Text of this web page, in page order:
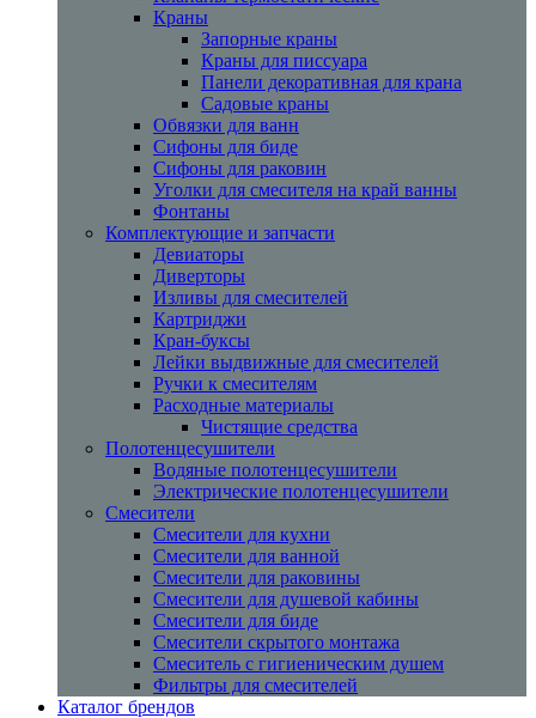
Краны
Запорные краны
Краны для писсуара
Панели декоративная для крана
Садовые краны
Обвязки для ванн
Сифоны для биде
Сифоны для раковин
Уголки для смесителя на край ванны
Фонтаны
Комплектующие и запчасти
Девиаторы
Диверторы
Изливы для смесителей
Картриджи
Кран-буксы
Лейки выдвижные для смесителей
Ручки к смесителям
Расходные материалы
Чистящие средства
Полотенцесушители
Водяные полотенцесушители
Электрические полотенцесушители
Смесители
Смесители для кухни
Смесители для ванной
Смесители для раковины
Смесители для душевой кабины
Смесители для биде
Смесители скрытого монтажа
Смеситель с гигиеническим душем
Фильтры для смесителей
Каталог брендов